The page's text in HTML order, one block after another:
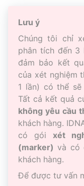
Lưu ý
Chúng tôi chỉ
phân tích đến 3
đảm bảo kết
của xét nghiệm
1 lần) có thể
Tất cả kết quả
không yêu cầu
khách hàng.
có gói xét
(marker) và có
khách hàng.
Để được tư vấn